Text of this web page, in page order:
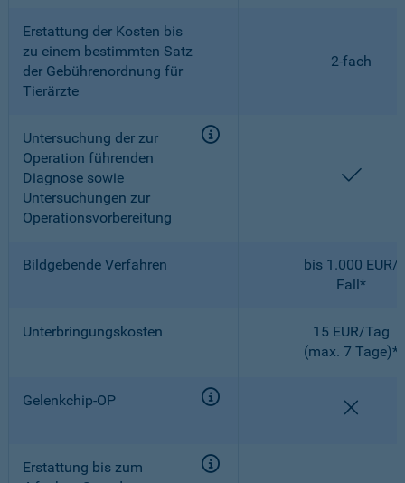
Erstattung der Kosten bis
zu einem bestimmten Satz
der Gebührenordnung für
Tierärzte
2-fach
Untersuchung der zur
Operation führenden
Diagnose sowie
Untersuchungen zur
Operationsvorbereitung
Bildgebende Verfahren
bis 1.000 EUR/
Fall*
Unterbringungskosten
15 EUR/Tag
(max. 7 Tage)*
Gelenkchip-OP
Erstattung bis zum